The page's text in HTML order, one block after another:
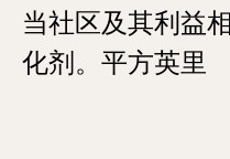
当社区及其利益
化剂。平方英里